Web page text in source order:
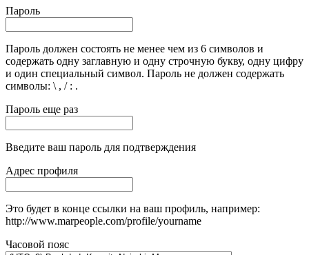
Пароль
Пароль должен состоять не менее чем из 6 символов и
содержать одну заглавную и одну строчную букву, одну цифру
и один специальный символ. Пароль не должен содержать
символы: \ , / : .
Пароль еще раз
Введите ваш пароль для подтверждения
Адрес профиля
Это будет в конце ссылки на ваш профиль, например:
http://www.marpeople.com/profile/yourname
Часовой пояс